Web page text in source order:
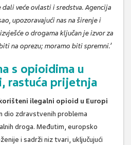
veće ovlasti i sredstva. Agencija
upozoravajući nas na širenje i
o drogama ključan je izvor za
na oprezu; moramo biti spremni.’
s opioidima u
rastuća prijetnja
ilegalni opioid u Europi
dio zdravstvenih problema
droga. Međutim, europsko
i sadrži niz tvari, uključujući